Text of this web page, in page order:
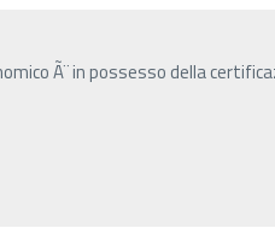
Ã¨ in possesso della